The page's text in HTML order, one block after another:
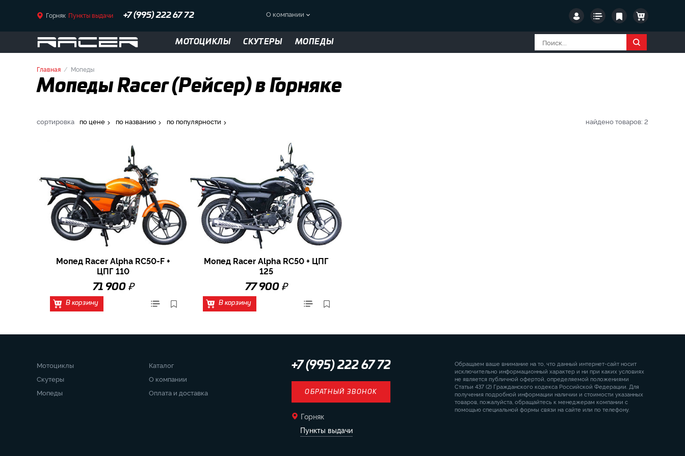
Горняк Пункты выдачи +7 (995) 222 67 72 О компании
МОТОЦИКЛЫ СКУТЕРЫ МОПЕДЫ
Главная Мопеды
Мопеды Racer (Рейсер) в Горняке
сортировка по цене по названию по популярности найдено товаров: 2
Мопед Racer Alpha RC50-F +
ЦПГ 110
71 900 ₽
В корзину
Мопед Racer Alpha RC50 + ЦПГ
125
77 900 ₽
В корзину
Мотоциклы
Скутеры
Мопеды
Каталог
О компании
Оплата и доставка
+7 (995) 222 67 72
ОБРАТНЫЙ ЗВОНОК
Горняк
Пункты выдачи
Обращаем ваше внимание на то, что данный интернет-сайт носит
исключительно информационный характер и ни при каких условиях
не является публичной офертой, определяемой положениями
Статьи 437 (2) Гражданского кодекса Российской Федерации. Для
получения подробной информации наличии и стоимости указанных
товаров, пожалуйста, обращайтесь к менеджерам компании с
помощью специальной формы связи на сайте или по телефону.